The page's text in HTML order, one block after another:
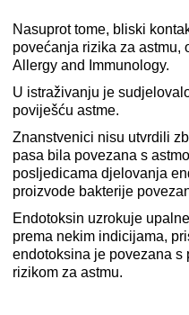
Nasuprot tome, bliski
povećanja rizika za astmu,
Allergy and Immunology.
U istraživanju je
poviješću astme.
Znanstvenici nisu utvrdili
pasa bila povezana s
posljedicama djelovanja
proizvode bakterije
Endotoksin uzrokuje
prema nekim indicijama,
endotoksina je povezana s
rizikom za astmu.